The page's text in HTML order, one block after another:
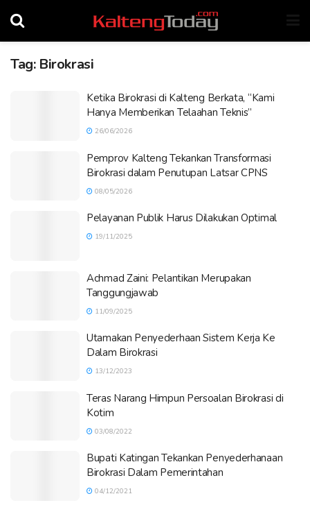
Tag: Birokrasi
Ketika Birokrasi di Kalteng Berkata, “Kami
Hanya Memberikan Telaahan Teknis”
26/06/2026
Pemprov Kalteng Tekankan Transformasi
Birokrasi dalam Penutupan Latsar CPNS
08/05/2026
Pelayanan Publik Harus Dilakukan Optimal
19/11/2025
Achmad Zaini: Pelantikan Merupakan
Tanggungjawab
11/09/2025
Utamakan Penyederhaan Sistem Kerja Ke
Dalam Birokrasi
13/12/2023
Teras Narang Himpun Persoalan Birokrasi di
Kotim
03/08/2022
Bupati Katingan Tekankan Penyederhanaan
Birokrasi Dalam Pemerintahan
04/12/2021